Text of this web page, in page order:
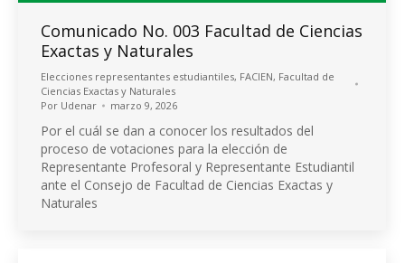
Comunicado No. 003 Facultad de Ciencias
Exactas y Naturales
Elecciones representantes estudiantiles, FACIEN, Facultad de
Ciencias Exactas y Naturales
Por Udenar marzo 9, 2026
Por el cuál se dan a conocer los resultados del
proceso de votaciones para la elección de
Representante Profesoral y Representante Estudiantil
ante el Consejo de Facultad de Ciencias Exactas y
Naturales